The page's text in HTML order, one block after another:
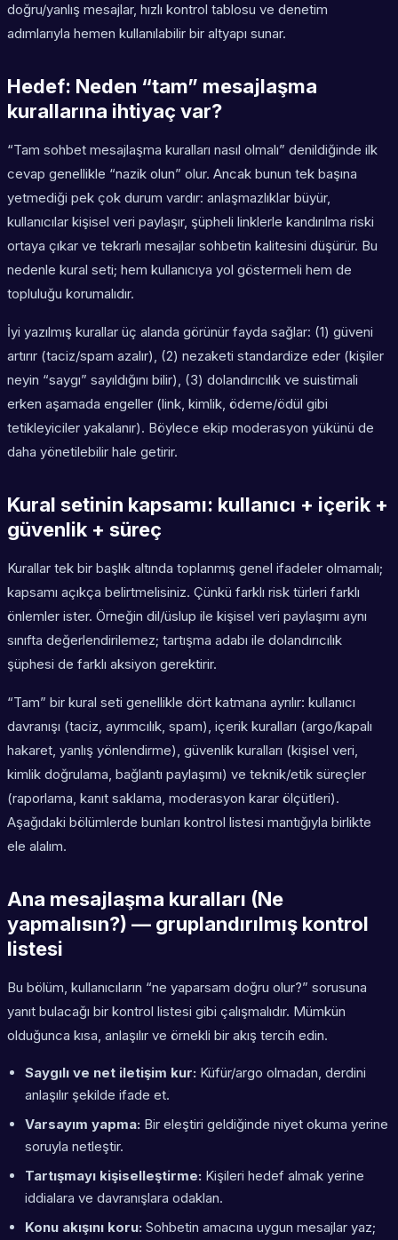
doğru/yanlış mesajlar, hızlı kontrol tablosu ve denetim
adımlarıyla hemen kullanılabilir bir altyapı sunar.
Hedef: Neden “tam” mesajlaşma
kurallarına ihtiyaç var?
“Tam sohbet mesajlaşma kuralları nasıl olmalı” denildiğinde ilk
cevap genellikle “nazik olun” olur. Ancak bunun tek başına
yetmediği pek çok durum vardır: anlaşmazlıklar büyür,
kullanıcılar kişisel veri paylaşır, şüpheli linklerle kandırılma riski
ortaya çıkar ve tekrarlı mesajlar sohbetin kalitesini düşürür. Bu
nedenle kural seti; hem kullanıcıya yol göstermeli hem de
topluluğu korumalıdır.
İyi yazılmış kurallar üç alanda görünür fayda sağlar: (1) güveni
artırır (taciz/spam azalır), (2) nezaketi standardize eder (kişiler
neyin “saygı” sayıldığını bilir), (3) dolandırıcılık ve suistimali
erken aşamada engeller (link, kimlik, ödeme/ödül gibi
tetikleyiciler yakalanır). Böylece ekip moderasyon yükünü de
daha yönetilebilir hale getirir.
Kural setinin kapsamı: kullanıcı + içerik +
güvenlik + süreç
Kurallar tek bir başlık altında toplanmış genel ifadeler olmamalı;
kapsamı açıkça belirtmelisiniz. Çünkü farklı risk türleri farklı
önlemler ister. Örneğin dil/üslup ile kişisel veri paylaşımı aynı
sınıfta değerlendirilemez; tartışma adabı ile dolandırıcılık
şüphesi de farklı aksiyon gerektirir.
“Tam” bir kural seti genellikle dört katmana ayrılır: kullanıcı
davranışı (taciz, ayrımcılık, spam), içerik kuralları (argo/kapalı
hakaret, yanlış yönlendirme), güvenlik kuralları (kişisel veri,
kimlik doğrulama, bağlantı paylaşımı) ve teknik/etik süreçler
(raporlama, kanıt saklama, moderasyon karar ölçütleri).
Aşağıdaki bölümlerde bunları kontrol listesi mantığıyla birlikte
ele alalım.
Ana mesajlaşma kuralları (Ne
yapmalısın?) — gruplandırılmış kontrol
listesi
Bu bölüm, kullanıcıların “ne yaparsam doğru olur?” sorusuna
yanıt bulacağı bir kontrol listesi gibi çalışmalıdır. Mümkün
olduğunca kısa, anlaşılır ve örnekli bir akış tercih edin.
Saygılı ve net iletişim kur: Küfür/argo olmadan, derdini
anlaşılır şekilde ifade et.
Varsayım yapma: Bir eleştiri geldiğinde niyet okuma yerine
soruyla netleştir.
Tartışmayı kişiselleştirme: Kişileri hedef almak yerine
iddialara ve davranışlara odaklan.
Konu akışını koru: Sohbetin amacına uygun mesajlar yaz;